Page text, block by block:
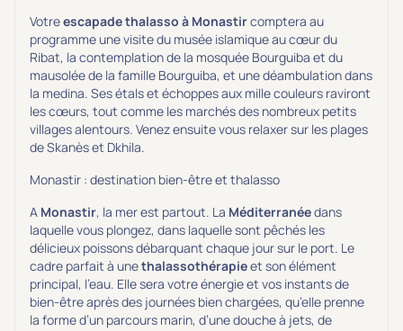
Offre séjour + vol inclus
Votreescapade thalasso à Monastircomptera au
programme une visite du musée islamique au cœur du
Ribat, la contemplation de la mosquée Bourguiba et du
mausolée de la famille Bourguiba, et une déambulation dans
la medina. Ses étals et échoppes aux mille couleurs raviront
les cœurs, tout comme les marchés des nombreux petits
villages alentours. Venez ensuite vous relaxer sur les plages
de Skanès et Dkhila.
Monastir : destination bien-être et thalasso
A Monastir, la mer est partout. La Méditerranéedans
laquelle vous plongez, dans laquelle sont pêchés les
délicieux poissons débarquant chaque jour sur le port. Le
cadre parfait à unethalassothérapieet son élément
principal, l’eau. Elle sera votre énergie et vos instants de
bien-être après des journées bien chargées, qu’elle prenne
la forme d’un parcours marin, d’une douche à jets, de